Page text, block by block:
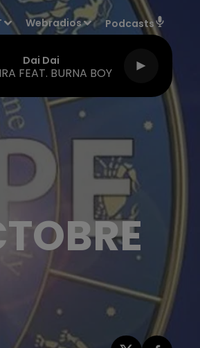
Webradios Podcasts
Dai Dai
FEAT. BURNA BOY